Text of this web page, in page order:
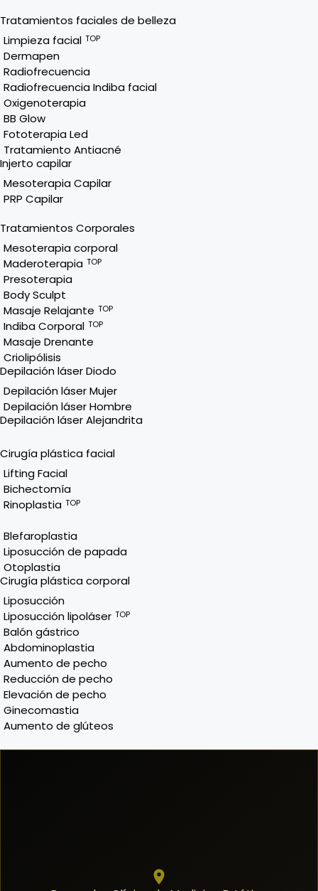
Tratamientos faciales de belleza
Limpieza facial TOP
Dermapen
Radiofrecuencia
Radiofrecuencia Indiba facial
Oxigenoterapia
BB Glow
Fototerapia Led
Tratamiento Antiacné
Injerto capilar
Mesoterapia Capilar
PRP Capilar
Tratamientos Corporales
Mesoterapia corporal
Maderoterapia TOP
Presoterapia
Body Sculpt
Masaje Relajante TOP
Indiba Corporal TOP
Masaje Drenante
Criolipólisis
Depilación láser Diodo
Depilación láser Mujer
Depilación láser Hombre
Depilación láser Alejandrita
Cirugía plástica facial
Lifting Facial
Bichectomía
Rinoplastia TOP
Blefaroplastia
Liposucción de papada
Otoplastia
Cirugía plástica corporal
Liposucción
Liposucción lipoláser TOP
Balón gástrico
Abdominoplastia
Aumento de pecho
Reducción de pecho
Elevación de pecho
Ginecomastia
Aumento de glúteos